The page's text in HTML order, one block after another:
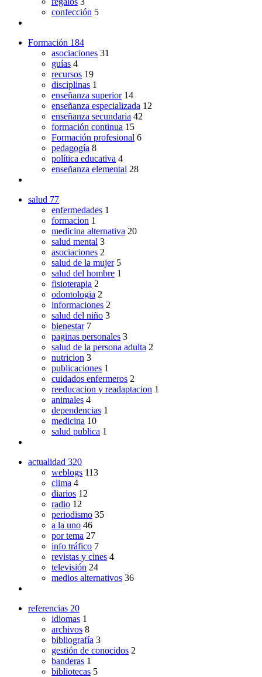
confección 5
Formación 184
asociaciones 31
guías 4
recursos 19
disciplinas 1
enseñanza superior 14
enseñanza especializada 12
enseñanza secundaria 42
formación continua 15
Formación profesional 6
pedagogía 8
política educativa 4
enseñanza elemental 28
salud 77
enfermedades 1
formacion 1
medicina alternativa 20
salud mental 3
asociaciones 2
salud de la mujer 5
salud del hombre 1
fisioterapia 2
odontologia 2
informaciones 2
salud del niño 3
bienestar 7
paginas personales 3
salud de la persona adulta 2
nutricion 3
publicaciones 1
cuidados enfermeros 2
reeducacion y readaptacion 1
animales 4
dependencias 1
medicina 10
salud publica 1
actualidad 320
weblogs 113
clima 4
diarios 12
radio 12
periodismo 35
a la uno 46
por tema 27
info tráfico 7
revistas y cines 4
televisión 24
medios alternativos 36
referencias 20
idiomas 1
archivos 8
bibliografía 3
gestión de conocidos 2
banderas 1
bibliotecas 5